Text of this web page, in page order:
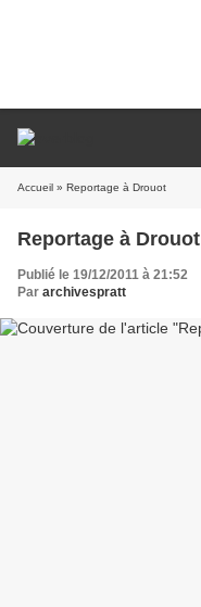
Accueil » Reportage à Drouot
Reportage à Drouot
Publié le 19/12/2011 à 21:52
Par archivespratt